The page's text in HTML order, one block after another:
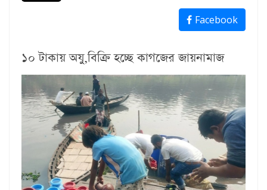
Facebook
১০ টাকায় অযু,বিক্রি হচ্ছে কাগজের জায়নামাজ